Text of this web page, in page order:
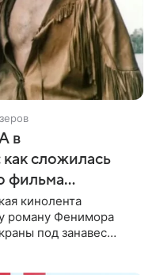
в
сложилась
фильма
кинолента
роману Фенимора
под занавес